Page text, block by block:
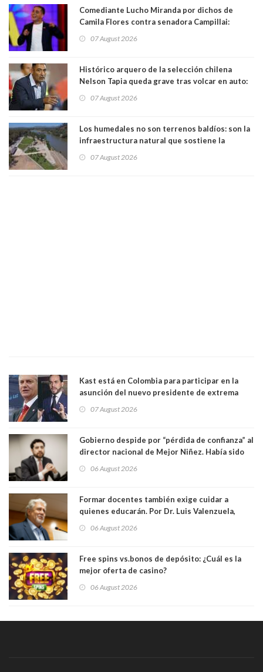
Comediante Lucho Miranda por dichos de
Camila Flores contra senadora Campillai:
forma de quitar dignidad"
07 August 2026
Histórico arquero de la selección chilena
Nelson Tapia queda grave tras volcar en auto:
07 August 2026
Los humedales no son terrenos baldíos: son la
infraestructura natural que sostiene la
07 August 2026
Kast está en Colombia para participar en la
asunción del nuevo presidente de extrema
07 August 2026
Gobierno despide por “pérdida de confianza” al
director nacional de Mejor Niñez. Había sido
06 August 2026
Formar docentes también exige cuidar a
quienes educarán. Por Dr. Luis Valenzuela,
Académicos U. Católica Silva Henríquez
06 August 2026
Free spins vs.bonos de depósito: ¿Cuál es la
mejor oferta de casino?
06 August 2026